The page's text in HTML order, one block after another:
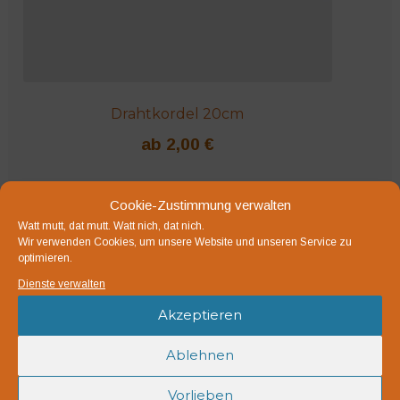
Cookie-Zustimmung verwalten
Watt mutt, dat mutt. Watt nich, dat nich.
Wir verwenden Cookies, um unsere Website und unseren Service zu
optimieren.
Dienste verwalten
Akzeptieren
Ablehnen
Vorlieben
Drahtkordel 20cm
ab 2,00 €
20cm lang
Ausführung wählen